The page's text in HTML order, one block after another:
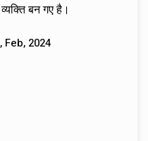
बन गए है।
Feb, 2024